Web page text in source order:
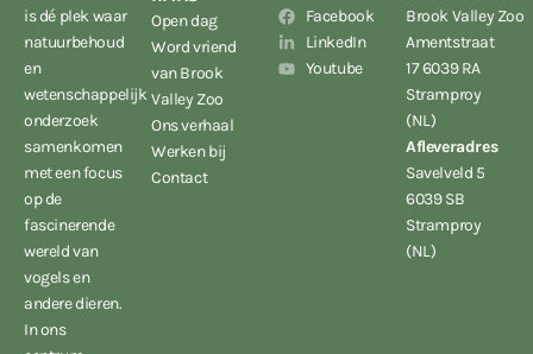
is dé plek waar
natuurbehoud
en
wetenschappelijk
onderzoek
samenkomen
met een focus
op de
fascinerende
wereld van
vogels en
andere dieren.
In ons
Open dag
Word vriend
van Brook
Valley Zoo
Ons verhaal
Werken bij
Contact
Facebook
LinkedIn
Youtube
Brook Valley Zoo
Amentstraat
17 6039 RA
Stramproy
(NL)
Afleveradres
Savelveld 5
6039 SB
Stramproy
(NL)